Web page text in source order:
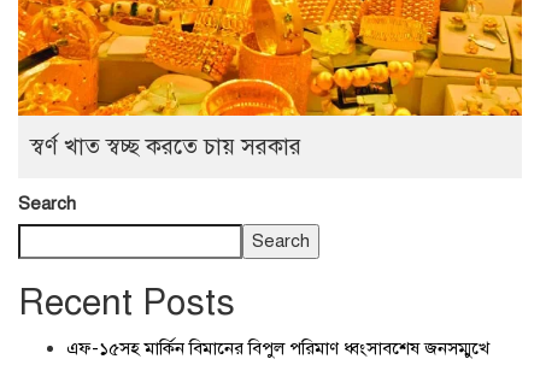
স্বর্ণ খাত স্বচ্ছ করতে চায় সরকার
Search
Search
Recent Posts
এফ-১৫সহ মার্কিন বিমানের বিপুল পরিমাণ ধ্বংসাবশেষ জনসম্মুখে